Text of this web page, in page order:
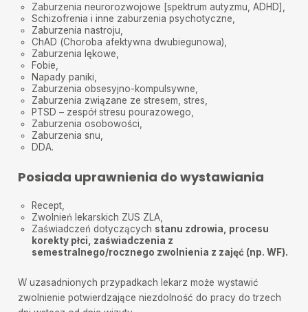
Zaburzenia neurorozwojowe [spektrum autyzmu ,ADHD],
Schizofrenia i inne zaburzenia psychotyczne
Zaburzenia nastroju
ChAD (Choroba afektywna dwubiegunowa)
Zaburzenia lękowe
Fobie
Napady paniki
Zaburzenia obsesyjno-kompulsywne
Zaburzenia związane ze stresem ,stres
PTSD – zespół stresu pourazowego
Zaburzenia osobowości
Zaburzenia snu
DDA.
Posiada uprawnienia do wystawiania
Recept,
Zwolnień lekarskich ZUS ZLA,
Zaświadczeń dotyczących stanu zdrowia, procesu
korekty płci, zaświadczenia z
semestralnego/rocznego zwolnienia z zajęć (np. WF).
W uzasadnionych przypadkach lekarz może wystawić
zwolnienie potwierdzające niezdolność do pracy do trzech